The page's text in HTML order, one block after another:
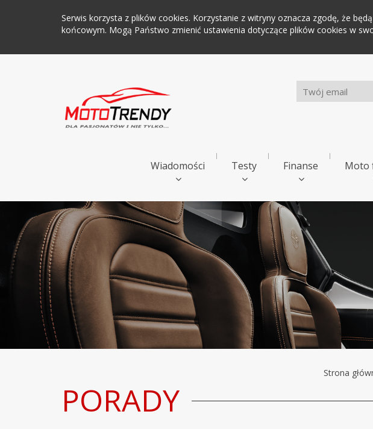
Serwis korzysta z plików cookies. Korzystanie z witryny oznacza zgodę, że
końcowym. Mogą Państwo zmienić ustawienia dotyczące plików cookies w
Wiadomości Testy Finanse Moto
Strona
PORADY